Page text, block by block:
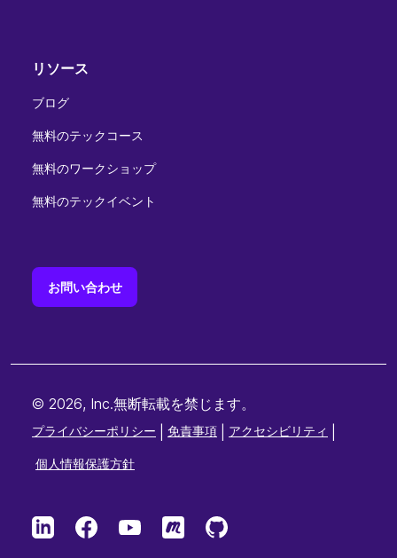
リソース
ブログ
無料のテックコース
無料のワークショップ
無料のテックイベント
お問い合わせ
© 2026, Inc.無断転載を禁じます。
プライバシーポリシー 免責事項 アクセシビリティ
個人情報保護方針